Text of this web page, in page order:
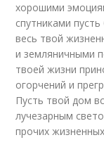
хорошими
спутниками
весь твой
и земляничными
твоей жизни
огорчений и
Пусть твой дом
лучезарным
прочих